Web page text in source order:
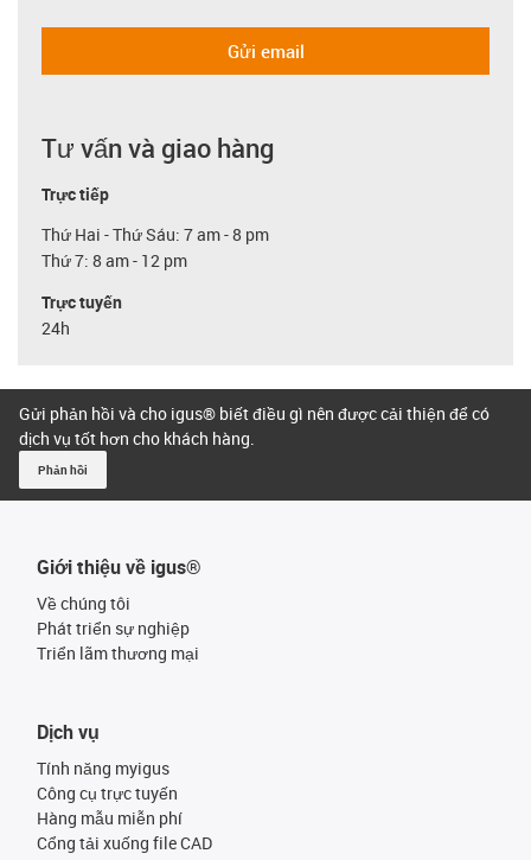
Gửi email
Tư vấn và giao hàng
Trực tiếp
Thứ Hai - Thứ Sáu: 7 am - 8 pm
Thứ 7: 8 am - 12 pm
Trực tuyến
24h
Gửi phản hồi và cho igus® biết điều gì nên được cải thiện để có
dịch vụ tốt hơn cho khách hàng.
Phản hồi
Giới thiệu về igus®
Về chúng tôi
Phát triển sự nghiệp
Triển lãm thương mại
Dịch vụ
Tính năng myigus
Công cụ trực tuyến
Hàng mẫu miễn phí
Cổng tải xuống file CAD